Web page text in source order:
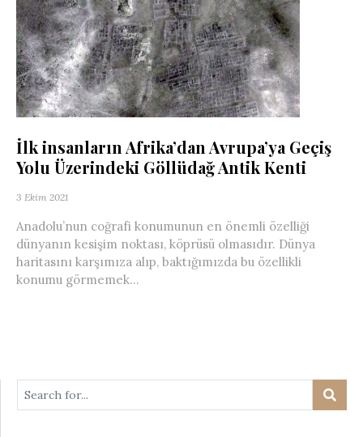
İlk insanların Afrika’dan Avrupa’ya Geçiş
Yolu Üzerindeki Göllüdağ Antik Kenti
3 Ekim 2021
Anadolu’nun coğrafi konumunun en önemli özelliği
dünyanın kesişim noktası, köprüsü olmasıdır. Dünya
haritasını karşımıza alıp, baktığımızda bu özellikli
konumu görmemek...